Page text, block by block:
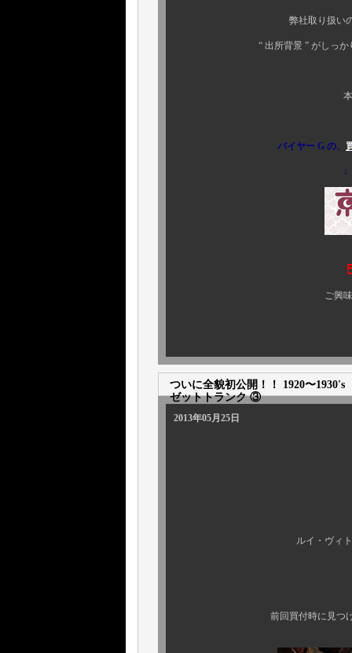
弊社取り扱いのルイ・ヴィ
“ 出所背景 ” がしっかり確認で
本物志向のお客様、
バイヤー G の、
↓
ご興味のある方、ぜひ
ついに全貌初公開！！ 1920〜
ゼットトランク ③
2013年05月25日
ルイ・ヴィトンのアンティ
前回買付時に見つけた、あの